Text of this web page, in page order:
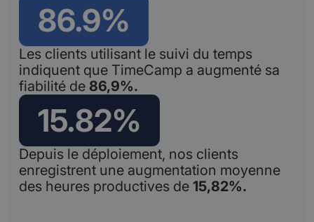
86.9%
Les clients utilisant le suivi du temps
indiquent que TimeCamp a augmenté sa
fiabilité de 86,9%.
15.82%
Depuis le déploiement, nos clients
enregistrent une augmentation moyenne
des heures productives de 15,82%.